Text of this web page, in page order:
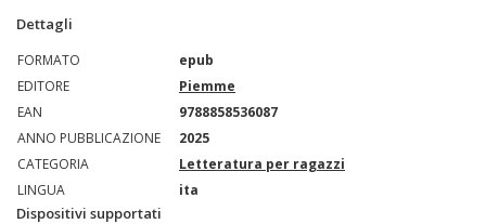
Dettagli
FORMATO
epub
EDITORE
Piemme
EAN
9788858536087
ANNO PUBBLICAZIONE
2025
CATEGORIA
Letteratura per ragazzi
LINGUA
ita
Dispositivi supportati